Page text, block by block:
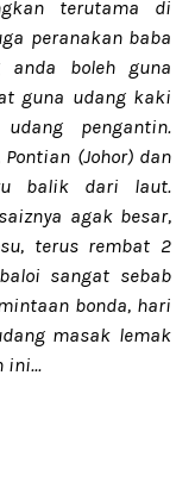
terutama di
peranakan baba
anda boleh guna
guna udang kaki
pengantin.
(Johor) dan
balik dari laut.
agak besar,
terus rembat 2
sangat sebab
bonda, hari
masak lemak
ini...